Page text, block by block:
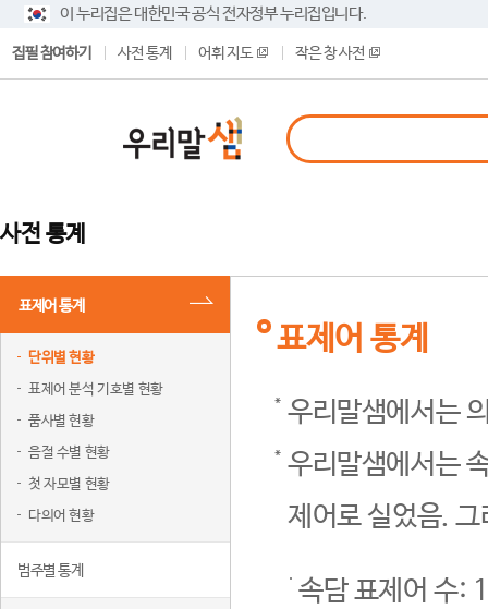
이 누리집은 대한민국 공식 전자정부 누리집입니다.
집필 참여하기 사전 통계 어휘 지도 작은 창 사전
사전 통계
표제어 통계
단위별 현황
표제어 분석 기호별 현황
품사별 현황
음절 수별 현황
첫 자모별 현황
다의어 현황
범주별 통계
표제어 통계
우리말샘에서는
우리말샘에서는
제어로 실었음.
속담 표제어 수: